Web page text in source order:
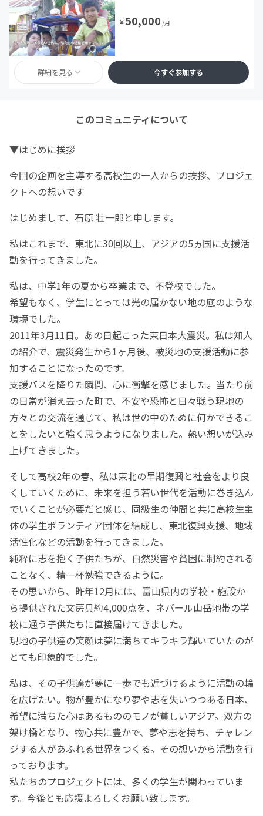
¥50,000 /月
詳細を見る 今すぐ参加する
このコミュニティについて
▼はじめに挨拶
今回の企画を主導する高校生の一人からの挨拶、プロジェ
クトへの想いです
はじめまして、石原 壮一郎と申します。
私はこれまで、東北に30回以上、アジアの5ヵ国に支援活
動を行ってきました。
私は、中学1年の夏から卒業まで、不登校でした。
希望もなく、学生にとっては光の届かない地の底のような
環境でした。
2011年3月11日。あの日起こった東日本大震災。私は知人
の紹介で、震災発生から1ヶ月後、被災地の支援活動に参
加することになったのです。
支援バスを降りた瞬間、心に衝撃を感じました。当たり前
の日常が消え去った町で、不安や恐怖と日々戦う現地の
方々との交流を通じて、私は世の中のために何かできるこ
とをしたいと強く思うようになりました。熱い想いが込み
上げてきました。
そして高校2年の春、私は東北の早期復興と社会をより良
くしていくために、未来を担う若い世代を活動に巻き込ん
でいくことが必要だと感じ、同級生の仲間と共に高校生主
体の学生ボランティア団体を結成し、東北復興支援、地域
活性化などの活動を行ってきました。
純粋に志を抱く子供たちが、自然災害や貧困に制約される
ことなく、精一杯勉強できるように。
その思いから、昨年12月には、富山県内の学校・施設か
ら提供された文房具約4,000点を、ネパール山岳地帯の学
校に通う子供たちに直接届けてきました。
現地の子供達の笑顔は夢に満ちてキラキラ輝いていたのが
とても印象的でした。
私は、その子供達が夢に一歩でも近づけるように活動の輪
を広げたい。物が豊かになり夢や志を失いつつある日本、
希望に満ちた心はあるもののモノが貧しいアジア。双方の
架け橋となり、物心共に豊かで、夢や志を持ち、チャレン
ジする人があふれる世界をつくる。その想いから活動を行
っております。
私たちのプロジェクトには、多くの学生が関わっていま
す。今後とも応援よろしくお願い致します。